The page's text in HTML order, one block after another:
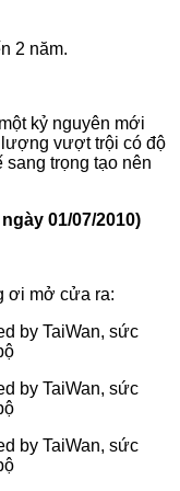
2 năm.
kỷ nguyên mới
vượt trội có độ
trọng tạo nên
01/07/2010)
ơi mở cửa ra:
by TaiWan, sức
by TaiWan, sức
by TaiWan, sức